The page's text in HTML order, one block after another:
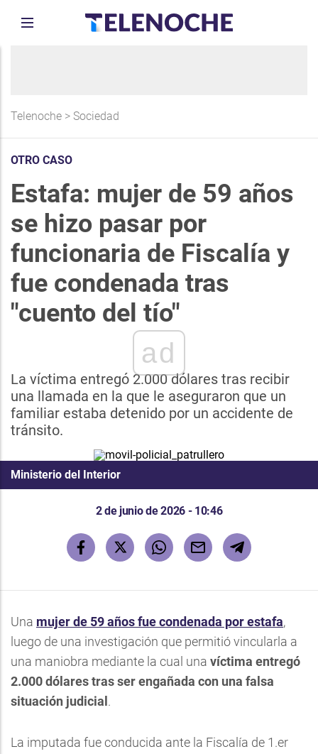
Telenoche > Sociedad
OTRO CASO
Estafa: mujer de 59 años
se hizo pasar por
funcionaria de Fiscalía y
fue condenada tras
"cuento del tío"
ad
La víctima entregó 2.000 dólares tras recibir
una llamada en la que le aseguraron que un
familiar estaba detenido por un accidente de
tránsito.
Ministerio del Interior
2 de junio de 2026 - 10:46
Una mujer de 59 años fue condenada por estafa,
luego de una investigación que permitió vincularla a
una maniobra mediante la cual una víctima entregó
2.000 dólares tras ser engañada con una falsa
situación judicial .
La imputada fue conducida ante la Fiscalía de 1.er